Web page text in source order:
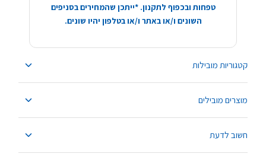
קטגוריות מובילות
מוצרים מובילים
חשוב לדעת
טפחות ובכפוף לתקנון. *ייתכן שהמחירים בסניפים
השונים ו/או באתר ו/או בטלפון יהיו שונים.